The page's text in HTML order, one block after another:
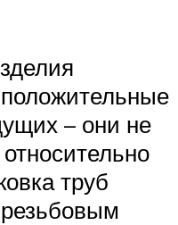
– они не
труб